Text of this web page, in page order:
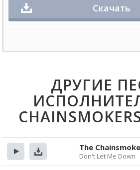
Скачать
ДРУГИЕ
Прослушать
Скачать
The
Don't Let Me Down